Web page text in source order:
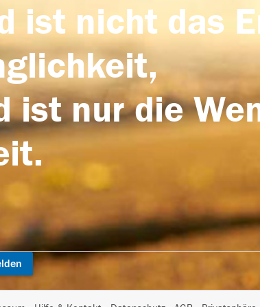
ist nicht das
ist nur die